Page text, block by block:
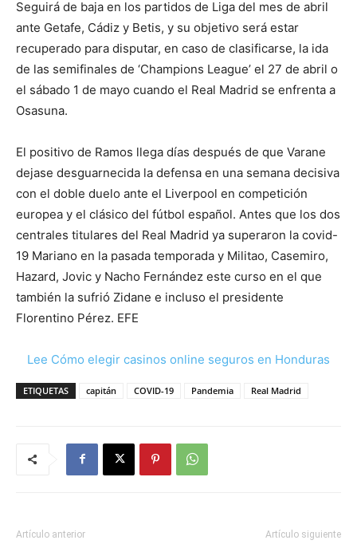
Seguirá de baja en los partidos de Liga del mes de abril
ante Getafe, Cádiz y Betis, y su objetivo será estar
recuperado para disputar, en caso de clasificarse, la ida
de las semifinales de ‘Champions League’ el 27 de abril o
el sábado 1 de mayo cuando el Real Madrid se enfrenta a
Osasuna.
El positivo de Ramos llega días después de que Varane
dejase desguarnecida la defensa en una semana decisiva
con el doble duelo ante el Liverpool en competición
europea y el clásico del fútbol español. Antes que los dos
centrales titulares del Real Madrid ya superaron la covid-
19 Mariano en la pasada temporada y Militao, Casemiro,
Hazard, Jovic y Nacho Fernández este curso en el que
también la sufrió Zidane e incluso el presidente
Florentino Pérez. EFE
Lee Cómo elegir casinos online seguros en Honduras
ETIQUETAS capitán COVID-19 Pandemia Real Madrid
Artículo anterior Artículo siguiente